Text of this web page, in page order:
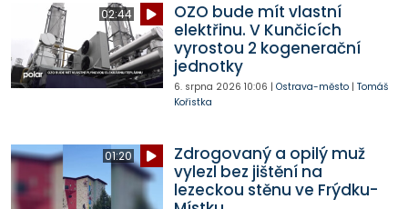
02:44
OZO bude mít vlastní
elektřinu. V Kunčicích
vyrostou 2 kogenerační
jednotky
6. srpna 2026 10:06 | Ostrava-město| Tomáš
Kořistka
01:20
Zdrogovaný a opilý muž
vylezl bez jištění na
lezeckou stěnu ve Frýdku-